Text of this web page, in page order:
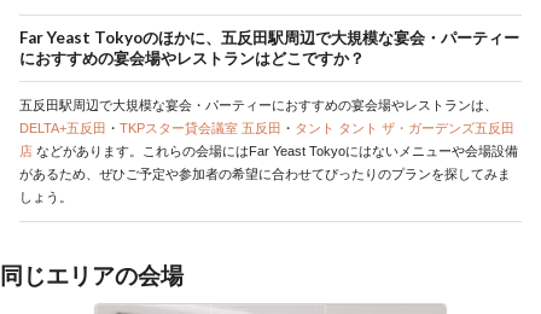
Far Yeast Tokyoのほかに、五反田駅周辺で大規模な宴会・パーティー
におすすめの宴会場やレストランはどこですか？
五反田駅周辺で大規模な宴会・パーティーにおすすめの宴会場やレストランは、
DELTA+五反田 ・ TKPスター貸会議室 五反田 ・ タント タント ザ・ガーデンズ五反田
店 などがあります。これらの会場にはFar Yeast Tokyoにはないメニューや会場設備
があるため、ぜひご予定や参加者の希望に合わせてぴったりのプランを探してみま
しょう。
同じエリアの会場